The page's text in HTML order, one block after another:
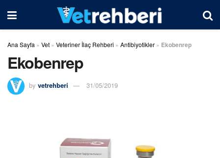
Ana Sayfa » Vet » Veteriner İlaç Rehberi » Antibiyotikler » Ekobenrep
Ekobenrep
by vetrehberi 31/05/2019